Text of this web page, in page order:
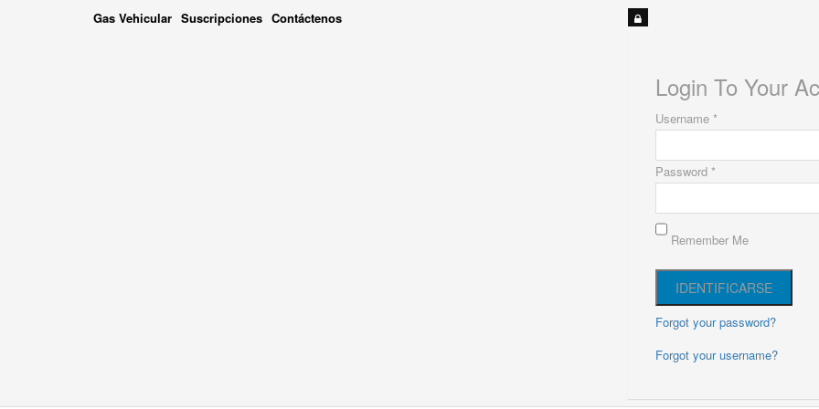
Gas Vehicular Suscripciones Contáctenos
Login To Your
Username *
Password *
Remember Me
Forgot your password?
Forgot your username?